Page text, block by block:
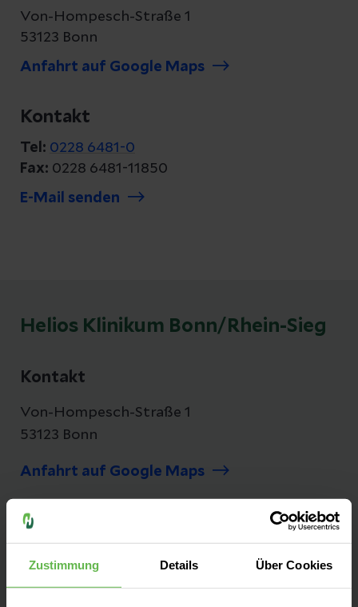
Zustimmung Details Über Cookies
Von-Hompesch-Straße 1
53123 Bonn
Anfahrt auf Google Maps
Kontakt
Tel: 0228 6481-0
Fax: 0228 6481-11850
E-Mail senden
Helios Klinikum Bonn/Rhein-Sieg
Kontakt
Von-Hompesch-Straße 1
53123 Bonn
Anfahrt auf Google Maps
Fax: 0228 6481-11850